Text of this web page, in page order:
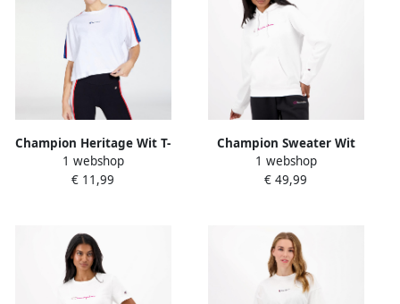
Champion Heritage Wit T-
shirt Dames
1 webshop
€ 11,99
Champion Sweater Wit
Sweater met Capuchon
Dames
1 webshop
€ 49,99